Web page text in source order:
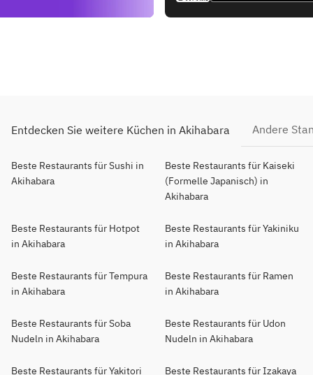
Entdecken Sie weitere Küchen in Akihabara Andere
Beste Restaurants für Sushi in
Akihabara
Beste Restaurants für Kaiseki
(Formelle Japanisch) in
Akihabara
Beste Restaurants für Hotpot
in Akihabara
Beste Restaurants für Yakiniku
in Akihabara
Beste Restaurants für Tempura
in Akihabara
Beste Restaurants für Ramen
in Akihabara
Beste Restaurants für Soba
Nudeln in Akihabara
Beste Restaurants für Udon
Nudeln in Akihabara
Beste Restaurants für Yakitori Beste Restaurants für Izakaya